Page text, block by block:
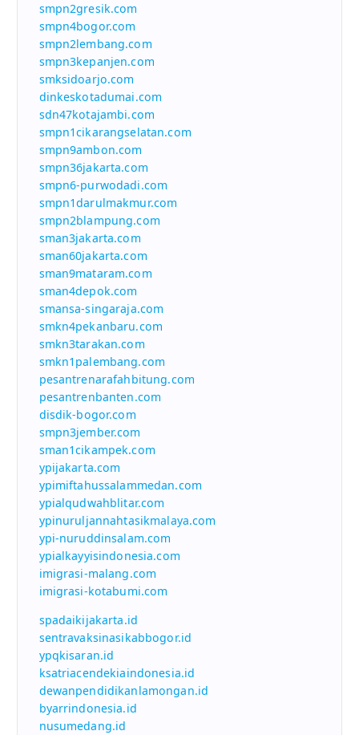
smpn2gresik.com
smpn4bogor.com
smpn2lembang.com
smpn3kepanjen.com
smksidoarjo.com
dinkeskotadumai.com
sdn47kotajambi.com
smpn1cikarangselatan.com
smpn9ambon.com
smpn36jakarta.com
smpn6-purwodadi.com
smpn1darulmakmur.com
smpn2blampung.com
sman3jakarta.com
sman60jakarta.com
sman9mataram.com
sman4depok.com
smansa-singaraja.com
smkn4pekanbaru.com
smkn3tarakan.com
smkn1palembang.com
pesantrenarafahbitung.com
pesantrenbanten.com
disdik-bogor.com
smpn3jember.com
sman1cikampek.com
ypijakarta.com
ypimiftahussalammedan.com
ypialqudwahblitar.com
ypinuruljannahtasikmalaya.com
ypi-nuruddinsalam.com
ypialkayyisindonesia.com
imigrasi-malang.com
imigrasi-kotabumi.com
spadaikijakarta.id
sentravaksinasikabbogor.id
ypqkisaran.id
ksatriacendekiaindonesia.id
dewanpendidikanlamongan.id
byarrindonesia.id
nusumedang.id